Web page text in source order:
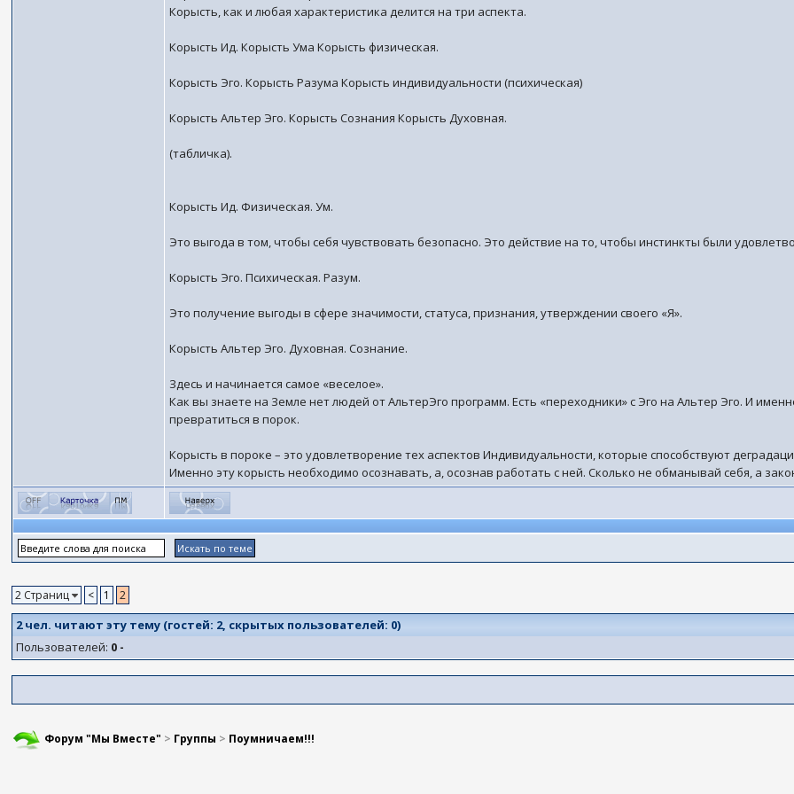
Корысть, как и любая характеристика делится на три аспекта.
Корысть Ид. Корысть Ума Корысть физическая.
Корысть Эго. Корысть Разума Корысть индивидуальности (психическая)
Корысть Альтер Эго. Корысть Сознания Корысть Духовная.
(табличка).
Корысть Ид. Физическая. Ум.
Это выгода в том, чтобы себя чувствовать безопасно. Это действие на то, чтобы инстинкты были
Корысть Эго. Психическая. Разум.
Это получение выгоды в сфере значимости, статуса, признания, утверждении своего «Я».
Корысть Альтер Эго. Духовная. Сознание.
Здесь и начинается самое «веселое».
Как вы знаете на Земле нет людей от АльтерЭго программ. Есть «переходники» с Эго на Альтер Эго. И
превратиться в порок.
Корысть в пороке – это удовлетворение тех аспектов Индивидуальности, которые способствуют
Именно эту корысть необходимо осознавать, а, осознав работать с ней. Сколько не обманывай себя, а
2 Страниц < 1 2
2 чел. читают эту тему (гостей: 2, скрытых пользователей: 0)
Пользователей: 0 -
Форум "Мы Вместе" > Группы > Поумничаем!!!